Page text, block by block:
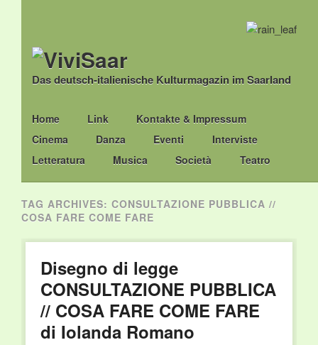
Das deutsch-italienische Kulturmagazin im Saarland
Main menu
Skip
to
content
Home Link
Kontakte & Impressum
Cinema
Danza Eventi
Interviste
Letteratura
Musica Società Teatro
TAG ARCHIVES: CONSULTAZIONE PUBBLICA //
COSA FARE COME FARE
Disegno di legge
CONSULTAZIONE PUBBLICA
// COSA FARE COME FARE
di Iolanda Romano